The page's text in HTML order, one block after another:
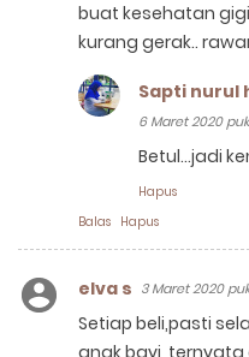
buat kesehatan
kurang gerak..
Balas Hapus
Sapti nurul
6 Maret 2020
Betul...jadi
Hapus
elva s 3 Maret 2020
Setiap beli,pasti